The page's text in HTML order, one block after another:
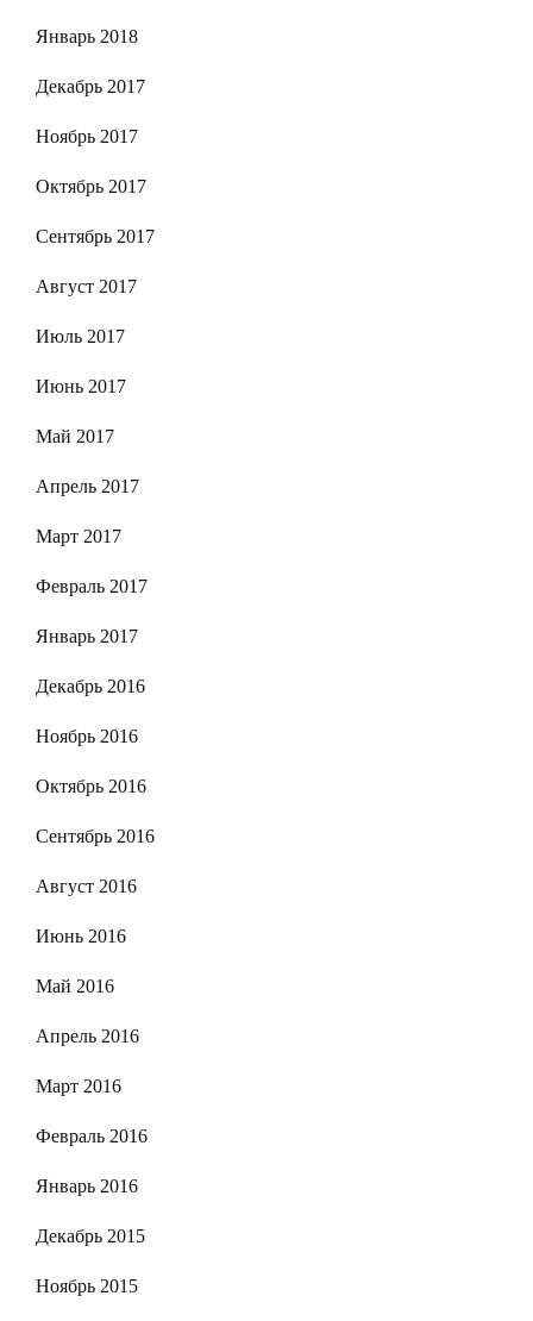
Январь 2018
Декабрь 2017
Ноябрь 2017
Октябрь 2017
Сентябрь 2017
Август 2017
Июль 2017
Июнь 2017
Май 2017
Апрель 2017
Март 2017
Февраль 2017
Январь 2017
Декабрь 2016
Ноябрь 2016
Октябрь 2016
Сентябрь 2016
Август 2016
Июнь 2016
Май 2016
Апрель 2016
Март 2016
Февраль 2016
Январь 2016
Декабрь 2015
Ноябрь 2015